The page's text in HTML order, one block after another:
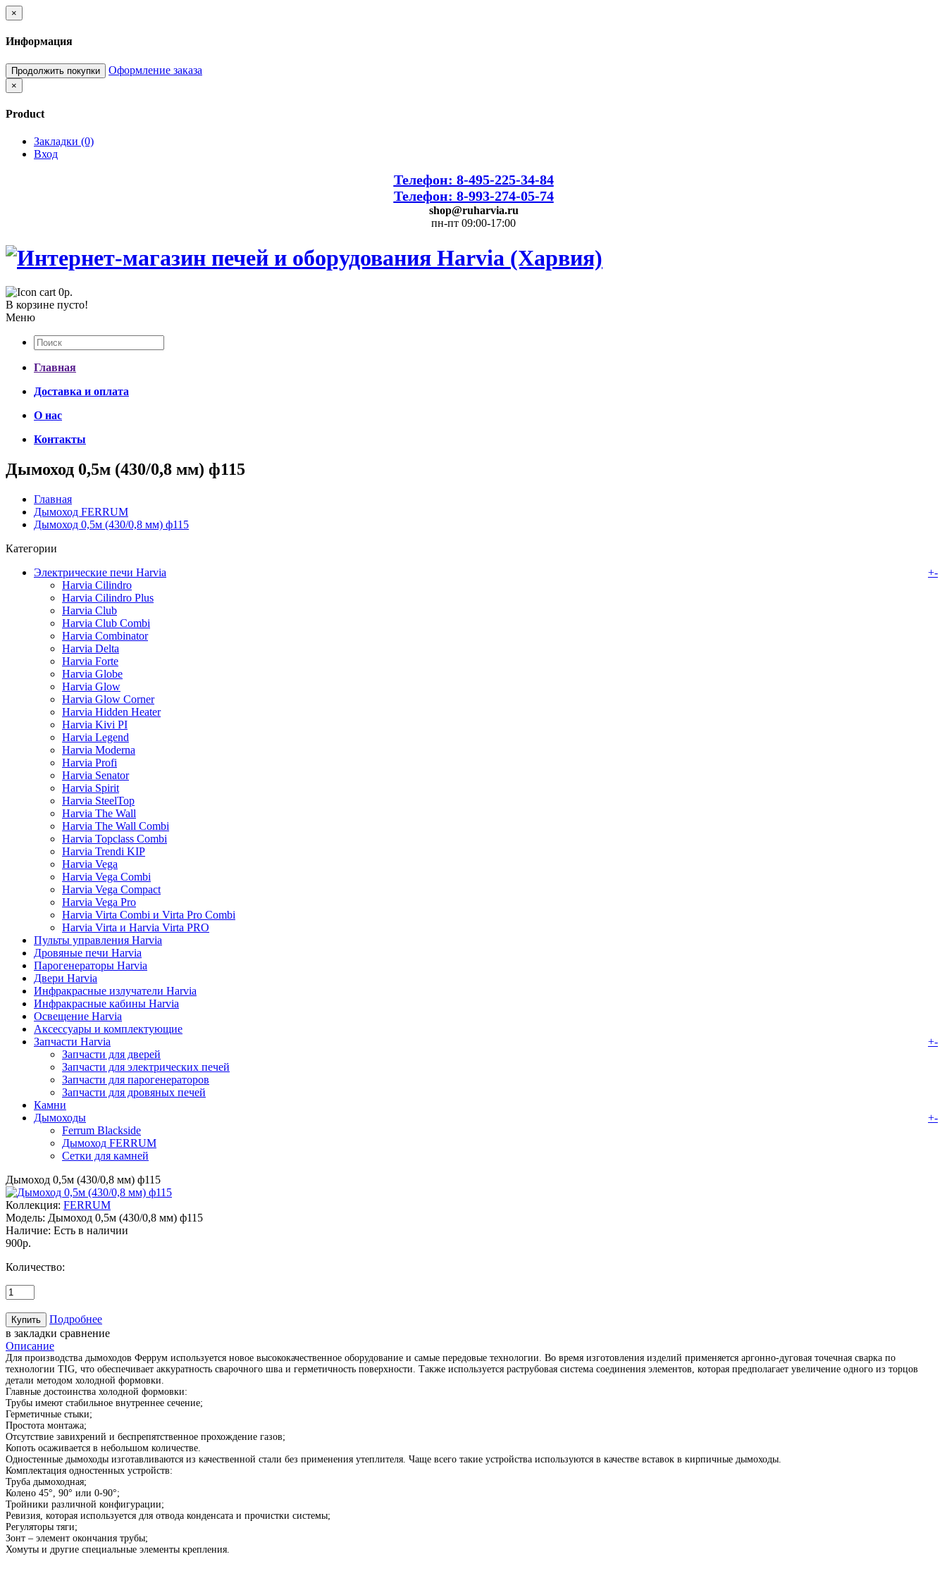
×
Информация
Продолжить покупки Оформление заказа
×
Product
Закладки (0)
Вход
Телефон: 8-495-225-34-84
Телефон: 8-993-274-05-74
shop@ruharvia.ru
пн-пт 09:00-17:00
0р.
В корзине пусто!
Меню
Главная
Доставка и оплата
О нас
Контакты
Дымоход 0,5м (430/0,8 мм) ф115
Главная
Дымоход FERRUM
Дымоход 0,5м (430/0,8 мм) ф115
Категории
Электрические печи Harvia
+-
Harvia Cilindro
Harvia Cilindro Plus
Harvia Club
Harvia Club Combi
Harvia Combinator
Harvia Delta
Harvia Forte
Harvia Globe
Harvia Glow
Harvia Glow Corner
Harvia Hidden Heater
Harvia Kivi PI
Harvia Legend
Harvia Moderna
Harvia Profi
Harvia Senator
Harvia Spirit
Harvia SteelTop
Harvia The Wall
Harvia The Wall Combi
Harvia Topclass Combi
Harvia Trendi KIP
Harvia Vega
Harvia Vega Combi
Harvia Vega Compact
Harvia Vega Pro
Harvia Virta Combi и Virta Pro Combi
Harvia Virta и Harvia Virta PRO
Пульты управления Harvia
Дровяные печи Harvia
Парогенераторы Harvia
Двери Harvia
Инфракрасные излучатели Harvia
Инфракрасные кабины Harvia
Освещение Harvia
Аксессуары и комплектующие
Запчасти Harvia
+-
Запчасти для дверей
Запчасти для электрических печей
Запчасти для парогенераторов
Запчасти для дровяных печей
Камни
Дымоходы
+-
Ferrum Blackside
Дымоход FERRUM
Сетки для камней
Дымоход 0,5м (430/0,8 мм) ф115
Коллекция: FERRUM
Модель: Дымоход 0,5м (430/0,8 мм) ф115
Наличие: Есть в наличии
900р.
Количество:
Подробнее
в закладки сравнение
Описание
Для производства дымоходов Феррум используется новое высококачественное оборудование и самые передовые технологии. Во время изготовления изделий применяется аргонно-дуговая точечная сварка по
технологии TIG, что обеспечивает аккуратность сварочного шва и герметичность поверхности. Также используется раструбовая система соединения элементов, которая предполагает увеличение одного из торцов
детали методом холодной формовки.
Главные достоинства холодной формовки:
Трубы имеют стабильное внутреннее сечение;
Герметичные стыки;
Простота монтажа;
Отсутствие завихрений и беспрепятственное прохождение газов;
Копоть осаживается в небольшом количестве.
Одностенные дымоходы изготавливаются из качественной стали без применения утеплителя. Чаще всего такие устройства используются в качестве вставок в кирпичные дымоходы.
Комплектация одностенных устройств:
Труба дымоходная;
Колено 45°, 90° или 0-90°;
Тройники различной конфигурации;
Ревизия, которая используется для отвода конденсата и прочистки системы;
Регуляторы тяги;
Зонт – элемент окончания трубы;
Хомуты и другие специальные элементы крепления.